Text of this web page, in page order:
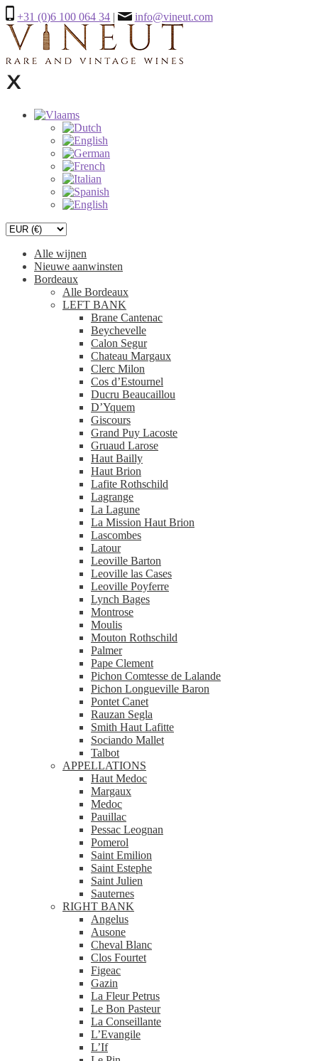
+31 (0)6 100 064 34 | info@vineut.com
Alle wijnen
Nieuwe aanwinsten
Bordeaux
Alle Bordeaux
LEFT BANK
Brane Cantenac
Beychevelle
Calon Segur
Chateau Margaux
Clerc Milon
Cos d’Estournel
Ducru Beaucaillou
D’Yquem
Giscours
Grand Puy Lacoste
Gruaud Larose
Haut Bailly
Haut Brion
Lafite Rothschild
Lagrange
La Lagune
La Mission Haut Brion
Lascombes
Latour
Leoville Barton
Leoville las Cases
Leoville Poyferre
Lynch Bages
Montrose
Moulis
Mouton Rothschild
Palmer
Pape Clement
Pichon Comtesse de Lalande
Pichon Longueville Baron
Pontet Canet
Rauzan Segla
Smith Haut Lafitte
Sociando Mallet
Talbot
APPELLATIONS
Haut Medoc
Margaux
Medoc
Pauillac
Pessac Leognan
Pomerol
Saint Emilion
Saint Estephe
Saint Julien
Sauternes
RIGHT BANK
Angelus
Ausone
Cheval Blanc
Clos Fourtet
Figeac
Gazin
La Fleur Petrus
Le Bon Pasteur
La Conseillante
L’Evangile
L’If